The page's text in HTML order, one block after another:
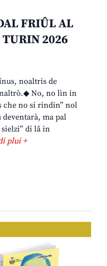
FRIÛL AL
2026
noaltris de
No, no lìn in
che no si rindin” nol
deventarà, ma pal
di lâ in
plui +